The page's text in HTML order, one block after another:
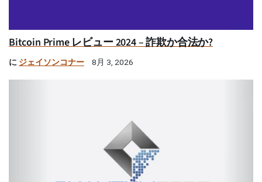
Bitcoin Prime レビュー 2024 – 詐欺か合法か?
に ジェイソンコナー 8月 3, 2026